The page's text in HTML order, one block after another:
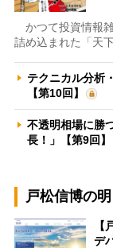
かつて投資情報
詰め込まれた「天
テクニカル分析
【第10回】
不透明相場に勝
長！」【第9回】
戸松信博の
デ